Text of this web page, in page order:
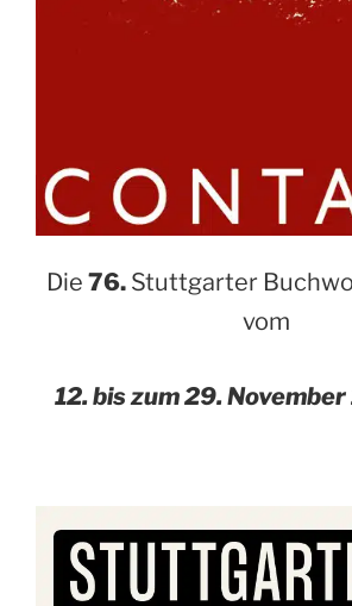
Die 76. Stuttgarter
vom
12. bis zum 29.